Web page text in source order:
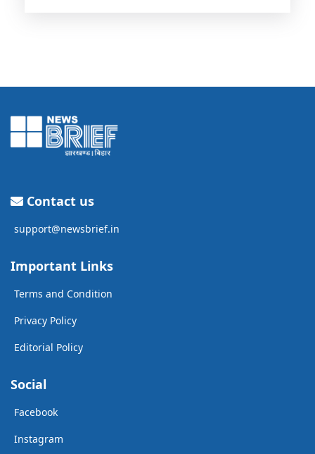
Contact us
support@newsbrief.in
Important Links
Terms and Condition
Privacy Policy
Editorial Policy
Social
Facebook
Instagram